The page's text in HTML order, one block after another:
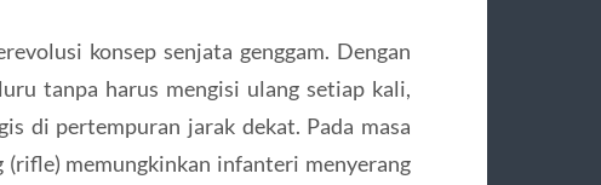
konsep senjata genggam. Dengan
tanpa harus mengisi ulang setiap kali,
di pertempuran jarak dekat. Pada masa
(rifle) memungkinkan infanteri menyerang